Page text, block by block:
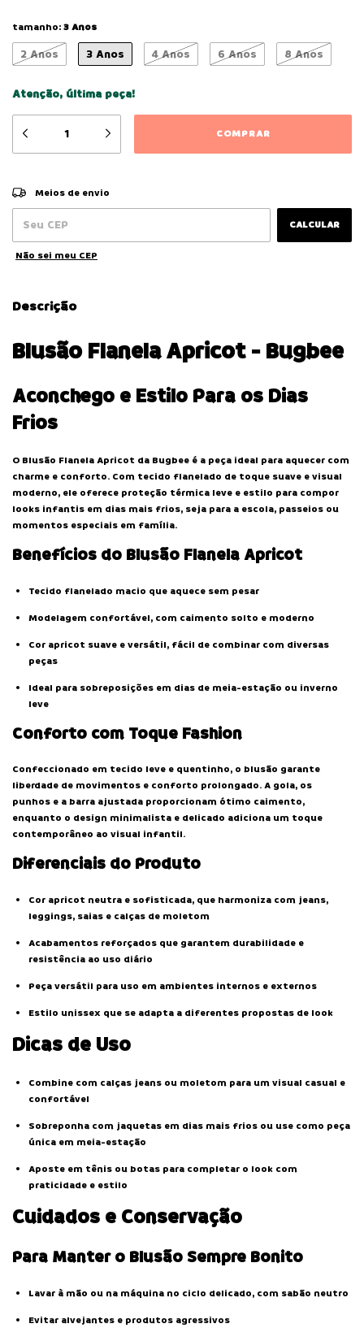
tamanho:3 Anos
2 Anos 3 Anos 4 Anos 6 Anos 8 Anos
Atenção, última peça!
Entregas para o CEP:
Meios de envio
CALCULAR
Não sei meu CEP
Descrição
Blusão Flanela Apricot - Bugbee
Aconchego e Estilo Para os Dias
Frios
O Blusão Flanela Apricot da Bugbee é a peça ideal para aquecer com
charme e conforto. Com tecido flanelado de toque suave e visual
moderno, ele oferece proteção térmica leve e estilo para compor
looks infantis em dias mais frios, seja para a escola, passeios ou
momentos especiais em família.
Benefícios do Blusão Flanela Apricot
Tecido flanelado macio que aquece sem pesar
Modelagem confortável, com caimento solto e moderno
Cor apricot suave e versátil, fácil de combinar com diversas
peças
Ideal para sobreposições em dias de meia-estação ou inverno
leve
Conforto com Toque Fashion
Confeccionado em tecido leve e quentinho, o blusão garante
liberdade de movimentos e conforto prolongado. A gola, os
punhos e a barra ajustada proporcionam ótimo caimento,
enquanto o design minimalista e delicado adiciona um toque
contemporâneo ao visual infantil.
Diferenciais do Produto
Cor apricot neutra e sofisticada, que harmoniza com jeans,
leggings, saias e calças de moletom
Acabamentos reforçados que garantem durabilidade e
resistência ao uso diário
Peça versátil para uso em ambientes internos e externos
Estilo unissex que se adapta a diferentes propostas de look
Dicas de Uso
Combine com calças jeans ou moletom para um visual casual e
confortável
Sobreponha com jaquetas em dias mais frios ou use como peça
única em meia-estação
Aposte em tênis ou botas para completar o look com
praticidade e estilo
Cuidados e Conservação
Para Manter o Blusão Sempre Bonito
Lavar à mão ou na máquina no ciclo delicado, com sabão neutro
Evitar alvejantes e produtos agressivos